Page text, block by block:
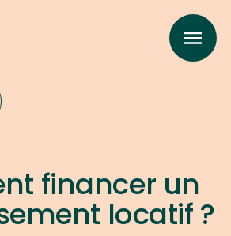
financer un
locatif ?